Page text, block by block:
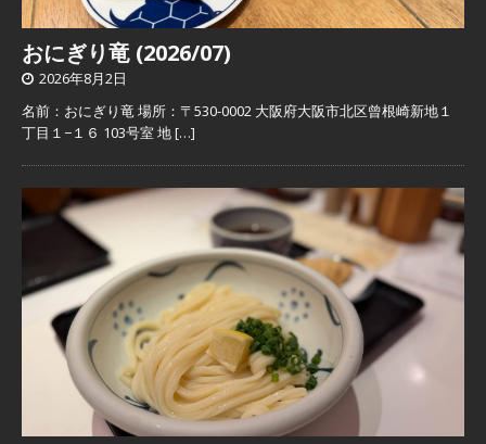
おにぎり竜 (2026/07)
2026年8月2日
名前：おにぎり竜 場所：〒530-0002 大阪府大阪市北区曾根崎新地１
丁目１−１６ 103号室 地[…]